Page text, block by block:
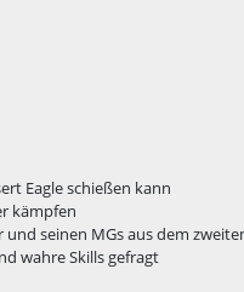
Eagle schießen kann
kämpfen
seinen MGs aus dem
wahre Skills gefragt